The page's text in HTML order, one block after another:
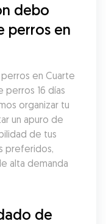
debo
perros en
en Cuarte
perros 16 días
organizar tu
un apuro de
de tus
preferidos,
alta demanda
de